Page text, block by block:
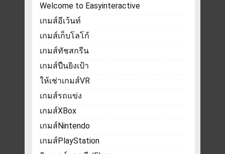
Welcome to Easyinteractive
เกมส์อีเว้นท์
เกมส์เก็บโลโก้
เกมส์ทัชสกรีน
เกมส์ปืนยิงเป้า
ให้เช่าเกมส์VR
เกมส์รถแข่ง
เกมส์XBox
เกมส์Nintendo
เกมส์PlayStation